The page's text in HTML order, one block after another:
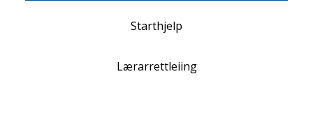
Starthjelp
Lærarrettleiing